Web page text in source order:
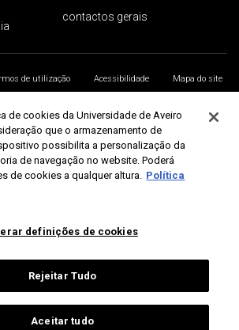
contactos gerais
de utilização Acessibilidade
Mapa do site
de cookies da Universidade de Aveiro
que o armazenamento de
possibilita a personalização da
de navegação no website. Poderá
de cookies a qualquer altura. Política
definições de cookies
Rejeitar Tudo
Aceitar tudo